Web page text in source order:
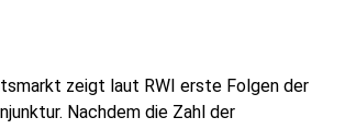
zeigt laut RWI erste Folgen der
Nachdem die Zahl der